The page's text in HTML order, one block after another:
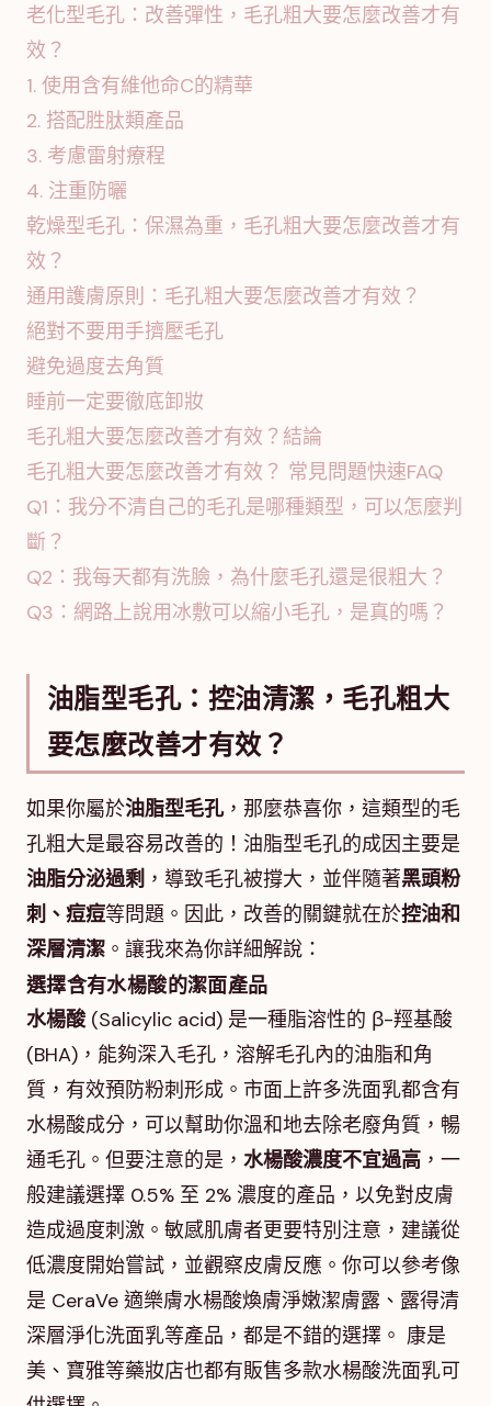
老化型毛孔：改善彈性，毛孔粗大要怎麼改善才有
效？
1. 使用含有維他命C的精華
2. 搭配胜肽類產品
3. 考慮雷射療程
4. 注重防曬
乾燥型毛孔：保濕為重，毛孔粗大要怎麼改善才有
效？
通用護膚原則：毛孔粗大要怎麼改善才有效？
絕對不要用手擠壓毛孔
避免過度去角質
睡前一定要徹底卸妝
毛孔粗大要怎麼改善才有效？結論
毛孔粗大要怎麼改善才有效？ 常見問題快速FAQ
Q1：我分不清自己的毛孔是哪種類型，可以怎麼判
斷？
Q2：我每天都有洗臉，為什麼毛孔還是很粗大？
Q3：網路上說用冰敷可以縮小毛孔，是真的嗎？
油脂型毛孔：控油清潔，毛孔粗大
要怎麼改善才有效？
如果你屬於油脂型毛孔，那麼恭喜你，這類型的毛
孔粗大是最容易改善的！油脂型毛孔的成因主要是
油脂分泌過剩 ，導致毛孔被撐大，並伴隨著黑頭粉
刺、痘痘等問題。因此，改善的關鍵就在於控油和
深層清潔 。讓我來為你詳細解說：
選擇含有水楊酸的潔面產品
水楊酸(Salicylic acid) 是一種脂溶性的 β-羥基酸
(BHA)，能夠深入毛孔，溶解毛孔內的油脂和角
質，有效預防粉刺形成。市面上許多洗面乳都含有
水楊酸成分，可以幫助你溫和地去除老廢角質，暢
通毛孔。但要注意的是， 水楊酸濃度不宜過高 ，一
般建議選擇 0.5% 至 2% 濃度的產品，以免對皮膚
造成過度刺激。敏感肌膚者更要特別注意，建議從
低濃度開始嘗試，並觀察皮膚反應。你可以參考像
是 CeraVe 適樂膚水楊酸煥膚淨嫩潔膚露、露得清
深層淨化洗面乳等產品，都是不錯的選擇。 康是
美、寶雅等藥妝店也都有販售多款水楊酸洗面乳可